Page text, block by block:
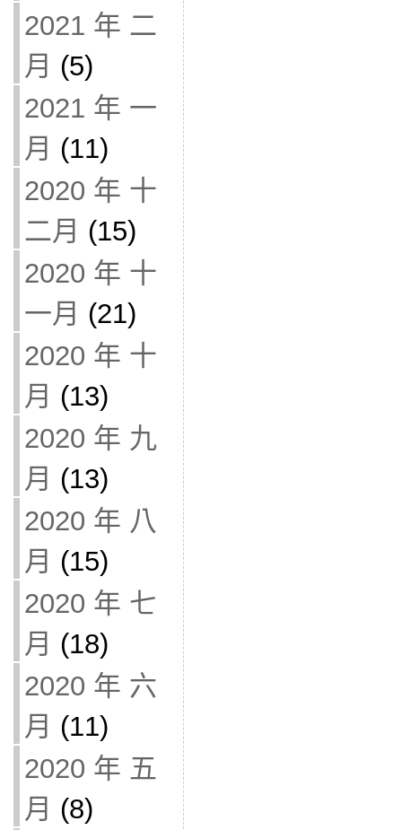
2021 年 二
月 (5)
2021 年 一
月 (11)
2020 年 十
二月 (15)
2020 年 十
一月 (21)
2020 年 十
月 (13)
2020 年 九
月 (13)
2020 年 八
月 (15)
2020 年 七
月 (18)
2020 年 六
月 (11)
2020 年 五
月 (8)